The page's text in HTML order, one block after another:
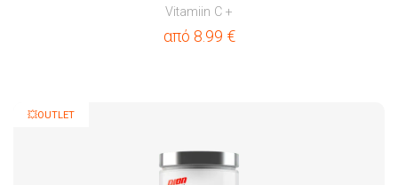
Vitamiin C +
από 8.99 €
💥OUTLET